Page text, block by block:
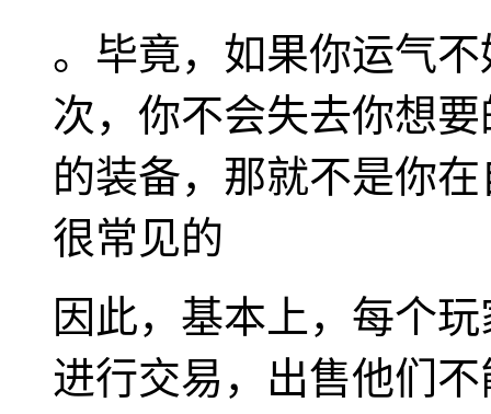
。毕竟，如果你运气
次，你不会失去你想
的装备，那就不是你
很常见的
因此，基本上，每个
进行交易，出售他们